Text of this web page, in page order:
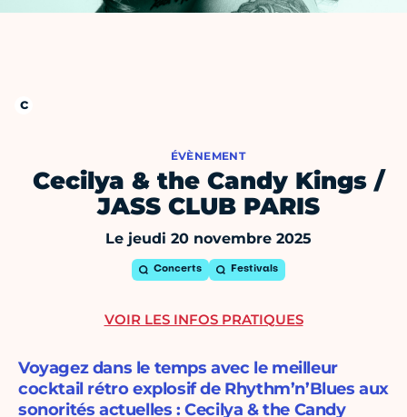
ÉVÈNEMENT
Cecilya & the Candy Kings /
JASS CLUB PARIS
Le jeudi 20 novembre 2025
Concerts Festivals
Voyagez dans le temps avec le meilleur
cocktail rétro explosif de Rhythm’n’Blues aux
sonorités actuelles : Cecilya & the Candy
VOIR LES INFOS PRATIQUES